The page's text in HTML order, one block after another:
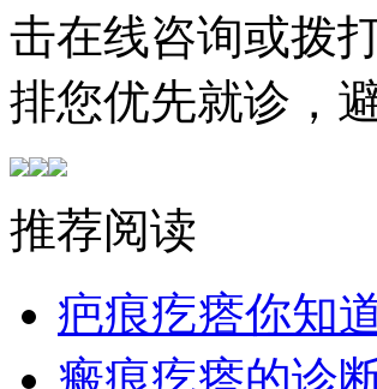
击在线咨询或拨
排您优先就诊，
推荐阅读
疤痕疙瘩你知